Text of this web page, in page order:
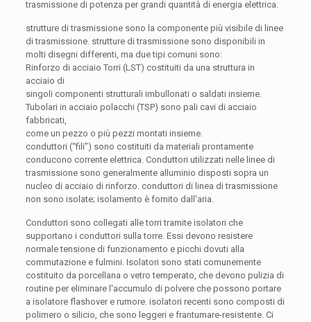
trasmissione di potenza per grandi quantità di energia elettrica.
strutture di trasmissione sono la componente più visibile di linee
di trasmissione. strutture di trasmissione sono disponibili in
molti disegni differenti, ma due tipi comuni sono:
Rinforzo di acciaio Torri (LST) costituiti da una struttura in
acciaio di
singoli componenti strutturali imbullonati o saldati insieme.
Tubolari in acciaio polacchi (TSP) sono pali cavi di acciaio
fabbricati,
come un pezzo o più pezzi montati insieme.
conduttori (“fili”) sono costituiti da materiali prontamente
conducono corrente elettrica. Conduttori utilizzati nelle linee di
trasmissione sono generalmente alluminio disposti sopra un
nucleo di acciaio di rinforzo. conduttori di linea di trasmissione
non sono isolate; isolamento è fornito dall'aria.
Conduttori sono collegati alle torri tramite isolatori che
supportano i conduttori sulla torre. Essi devono resistere
normale tensione di funzionamento e picchi dovuti alla
commutazione e fulmini. Isolatori sono stati comunemente
costituito da porcellana o vetro temperato, che devono pulizia di
routine per eliminare l'accumulo di polvere che possono portare
a isolatore flashover e rumore. isolatori recenti sono composti di
polimero o silicio, che sono leggeri e frantumare-resistente. Ci